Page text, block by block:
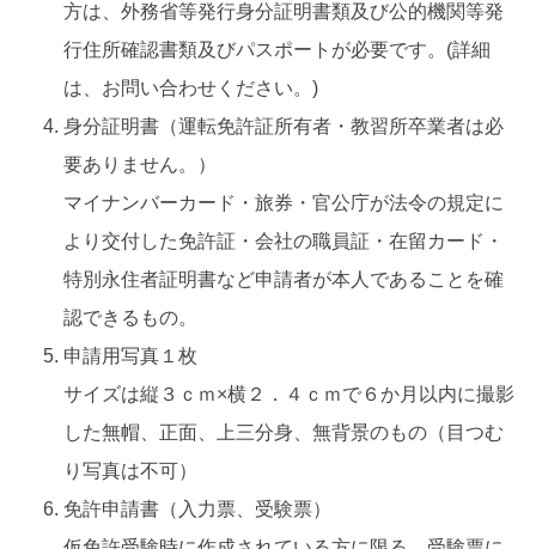
方は、外務省等発行身分証明書類及び公的機関等発
行住所確認書類及びパスポートが必要です。(詳細
は、お問い合わせください。)
身分証明書（運転免許証所有者・教習所卒業者は必
要ありません。）
マイナンバーカード・旅券・官公庁が法令の規定に
より交付した免許証・会社の職員証・在留カード・
特別永住者証明書など申請者が本人であることを確
認できるもの。
申請用写真１枚
サイズは縦３ｃｍ×横２．４ｃｍで６か月以内に撮影
した無帽、正面、上三分身、無背景のもの（目つむ
り写真は不可）
免許申請書（入力票、受験票）